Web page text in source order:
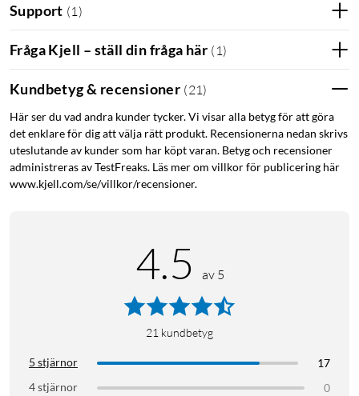
Support (1 )
Fråga Kjell – ställ din fråga här ( 1 )
Kundbetyg & recensioner (21 )
Här ser du vad andra kunder tycker. Vi visar alla betyg för att göra
det enklare för dig att välja rätt produkt. Recensionerna nedan skrivs
uteslutande av kunder som har köpt varan. Betyg och recensioner
administreras av TestFreaks. Läs mer om villkor för publicering här
www.kjell.com/se/villkor/recensioner.
4.5 av 5
21 kundbetyg
5 stjärnor
17
4 stjärnor
0